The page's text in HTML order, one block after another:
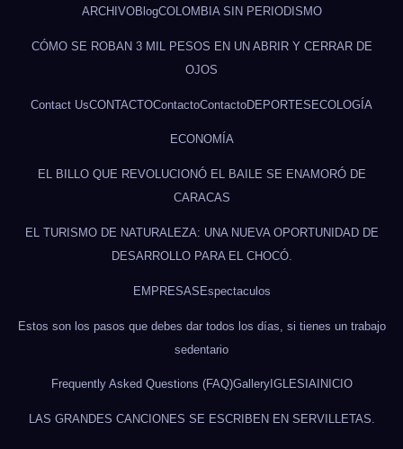
ARCHIVOBlogCOLOMBIA SIN PERIODISMO
CÓMO SE ROBAN 3 MIL PESOS EN UN ABRIR Y CERRAR DE
OJOS
Contact UsCONTACTOContactoContactoDEPORTESECOLOGÍA
ECONOMÍA
EL BILLO QUE REVOLUCIONÓ EL BAILE SE ENAMORÓ DE
CARACAS
EL TURISMO DE NATURALEZA: UNA NUEVA OPORTUNIDAD DE
DESARROLLO PARA EL CHOCÓ.
EMPRESASEspectaculos
Estos son los pasos que debes dar todos los días, si tienes un trabajo
sedentario
Frequently Asked Questions (FAQ)GalleryIGLESIAINICIO
LAS GRANDES CANCIONES SE ESCRIBEN EN SERVILLETAS.